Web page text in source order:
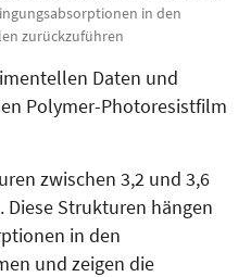
in den
zurückzuführen
Daten und
Poly­mer-Photoresistfilm
zwischen 3,2 und 3,6
Strukturen hängen
in den
und zei­gen die